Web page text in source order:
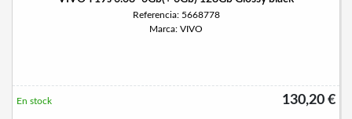
Referencia: 5668778
Marca: VIVO
130,20 €
En stock